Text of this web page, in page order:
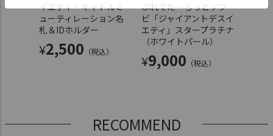
イエティ・キャトルミ
ューティレーション名
札＆IDホルダー
¥2,500 （税込）
ぷれでたーらっとソフ
ビ「ジャイアントデスイ
エティ」スタープラチナ
（ホワイトパール）
¥9,000 （税込）
めーち
RECOMMEND